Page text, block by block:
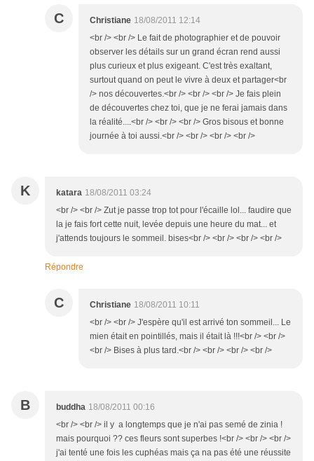
C Christiane 18/08/2011 12:14
<br /> <br /> Le fait de photographier et de pouvoir
observer les détails sur un grand écran rend aussi
plus curieux et plus exigeant. C'est très exaltant,
surtout quand on peut le vivre à deux et partager<br
/> nos découvertes.<br /> <br /> <br /> Je fais plein
de découvertes chez toi, que je ne ferai jamais dans
la réalité....<br /> <br /> <br /> Gros bisous et bonne
journée à toi aussi.<br /> <br /> <br /> <br />
K katara 18/08/2011 03:24
<br /> <br /> Zut je passe trop tot pour l'écaille lol... faudire que
la je fais fort cette nuit, levée depuis une heure du mat... et
j'attends toujours le sommeil. bises<br /> <br /> <br /> <br />
Répondre
C Christiane 18/08/2011 10:11
<br /> <br /> J'espère qu'il est arrivé ton sommeil... Le
mien était en pointillés, mais il était là !!!<br /> <br />
<br /> Bises à plus tard.<br /> <br /> <br /> <br />
B buddha 18/08/2011 00:16
<br /> <br /> il y a longtemps que je n'ai pas semé de zinia !
mais pourquoi ?? ces fleurs sont superbes !<br /> <br /> <br />
j'ai tenté une fois les cuphéas mais ça na pas été une réussite